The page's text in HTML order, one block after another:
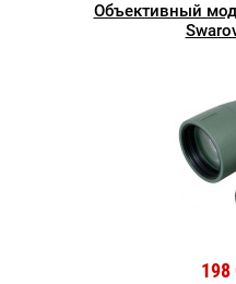
Объективный
198